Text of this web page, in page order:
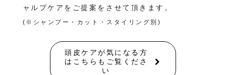
ャルプケアをご提案をさせて頂きます。
(※シャンプー・カット・スタイリング別)
頭皮ケアが気になる方
はこちらもご覧くださ
い